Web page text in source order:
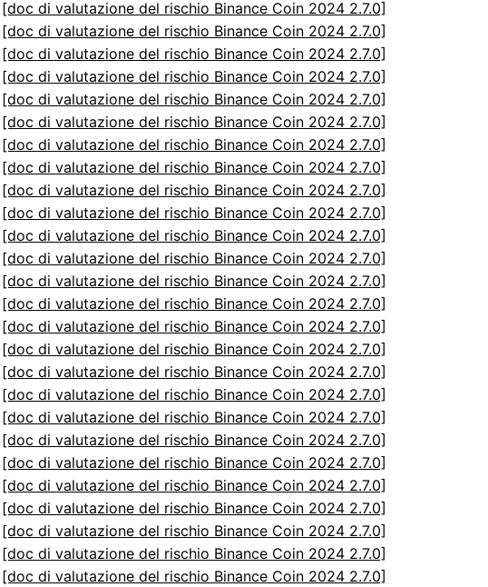
[doc di valutazione del rischio Binance Coin 2024 2.7.0]
[doc di valutazione del rischio Binance Coin 2024 2.7.0]
[doc di valutazione del rischio Binance Coin 2024 2.7.0]
[doc di valutazione del rischio Binance Coin 2024 2.7.0]
[doc di valutazione del rischio Binance Coin 2024 2.7.0]
[doc di valutazione del rischio Binance Coin 2024 2.7.0]
[doc di valutazione del rischio Binance Coin 2024 2.7.0]
[doc di valutazione del rischio Binance Coin 2024 2.7.0]
[doc di valutazione del rischio Binance Coin 2024 2.7.0]
[doc di valutazione del rischio Binance Coin 2024 2.7.0]
[doc di valutazione del rischio Binance Coin 2024 2.7.0]
[doc di valutazione del rischio Binance Coin 2024 2.7.0]
[doc di valutazione del rischio Binance Coin 2024 2.7.0]
[doc di valutazione del rischio Binance Coin 2024 2.7.0]
[doc di valutazione del rischio Binance Coin 2024 2.7.0]
[doc di valutazione del rischio Binance Coin 2024 2.7.0]
[doc di valutazione del rischio Binance Coin 2024 2.7.0]
[doc di valutazione del rischio Binance Coin 2024 2.7.0]
[doc di valutazione del rischio Binance Coin 2024 2.7.0]
[doc di valutazione del rischio Binance Coin 2024 2.7.0]
[doc di valutazione del rischio Binance Coin 2024 2.7.0]
[doc di valutazione del rischio Binance Coin 2024 2.7.0]
[doc di valutazione del rischio Binance Coin 2024 2.7.0]
[doc di valutazione del rischio Binance Coin 2024 2.7.0]
[doc di valutazione del rischio Binance Coin 2024 2.7.0]
[doc di valutazione del rischio Binance Coin 2024 2.7.0]